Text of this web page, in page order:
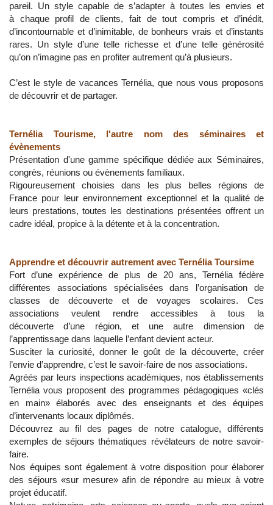
pareil. Un style capable de s’adapter à toutes les envies et
à chaque profil de clients, fait de tout compris et d’inédit,
d’incontournable et d’inimitable, de bonheurs vrais et d’instants
rares. Un style d’une telle richesse et d’une telle générosité
qu’on n’imagine pas en profiter autrement qu’à plusieurs.
C’est le style de vacances Ternélia, que nous vous proposons
de découvrir et de partager.
Ternélia Tourisme, l'autre nom des séminaires et
évènements
Présentation d'une gamme spécifique dédiée aux Séminaires,
congrès, réunions ou évènements familiaux.
Rigoureusement choisies dans les plus belles régions de
France pour leur environnement exceptionnel et la qualité de
leurs prestations, toutes les destinations présentées offrent un
cadre idéal, propice à la détente et à la concentration.
Apprendre et découvrir autrement avec Ternélia Toursime
Fort d’une expérience de plus de 20 ans, Ternélia fédère
différentes associations spécialisées dans l’organisation de
classes de découverte et de voyages scolaires. Ces
associations veulent rendre accessibles à tous la
découverte d’une région, et une autre dimension de
l’apprentissage dans laquelle l’enfant devient acteur.
Susciter la curiosité, donner le goût de la découverte, créer
l’envie d’apprendre, c’est le savoir-faire de nos associations.
Agréés par leurs inspections académiques, nos établissements
Ternélia vous proposent des programmes pédagogiques «clés
en main» élaborés avec des enseignants et des équipes
d’intervenants locaux diplômés.
Découvrez au fil des pages de notre catalogue, différents
exemples de séjours thématiques révélateurs de notre savoir-
faire.
Nos équipes sont également à votre disposition pour élaborer
des séjours «sur mesure» afin de répondre au mieux à votre
projet éducatif.